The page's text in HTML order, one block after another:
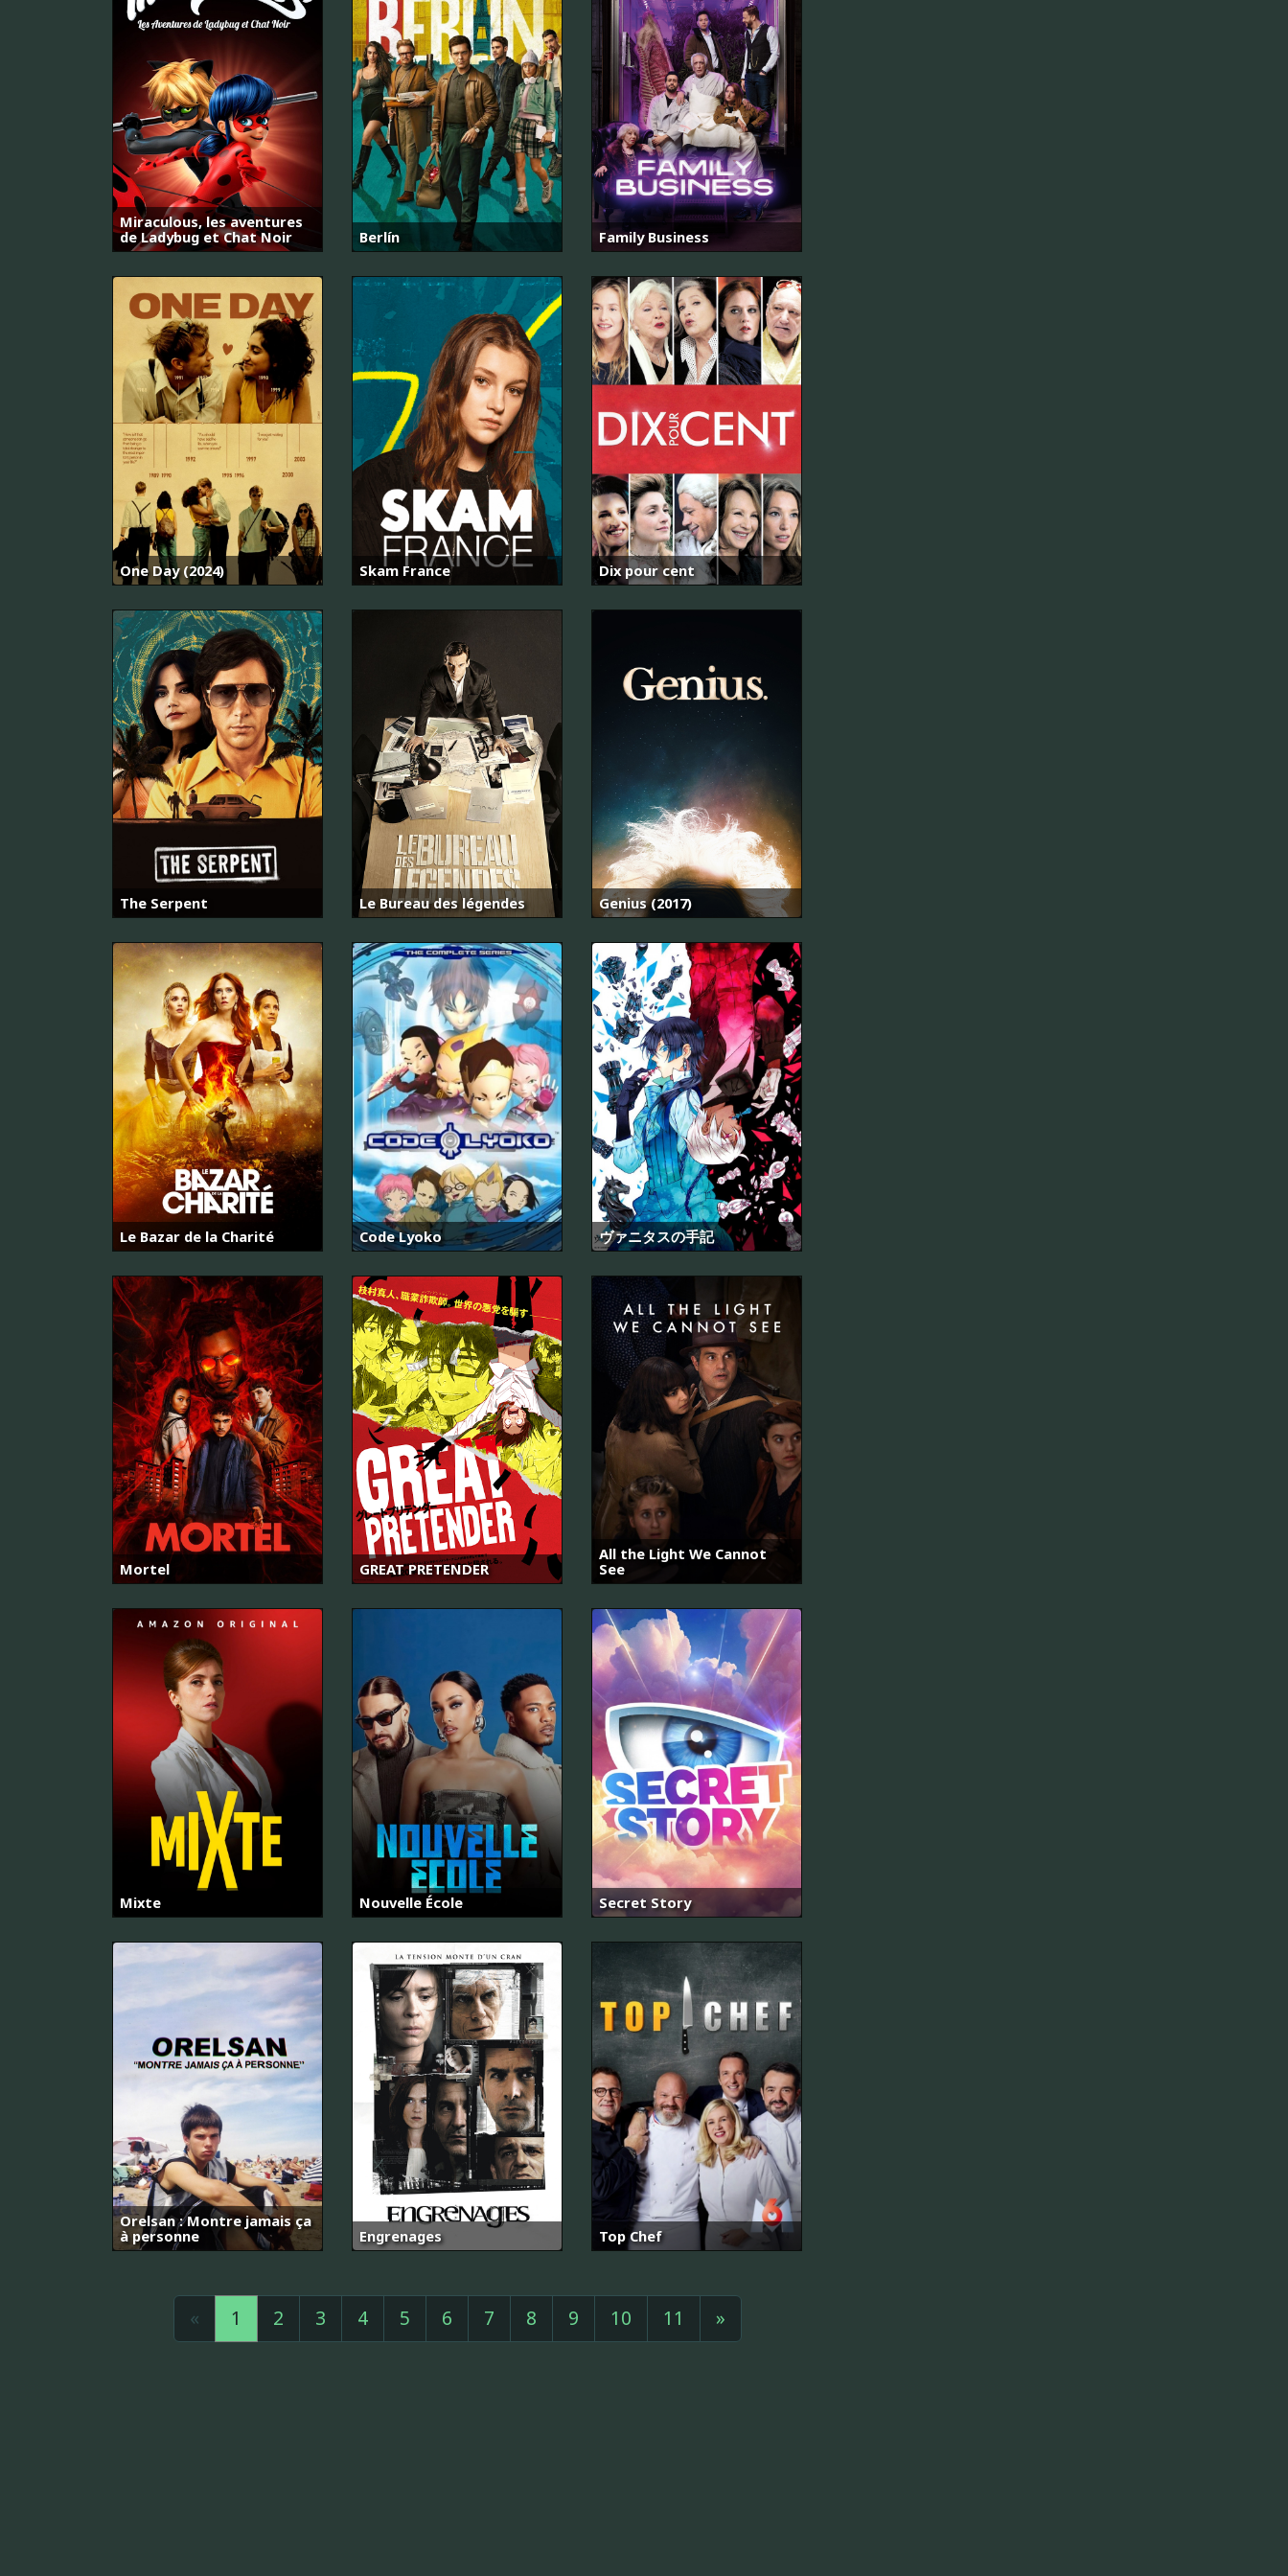
Miraculous, les aventures
de Ladybug et Chat Noir
Berlín Family Business
One Day (2024) Skam France Dix pour cent
The Serpent Le Bureau des légendes Genius (2017)
Le Bazar de la Charité Code Lyoko ヴァニタスの手記
Mortel GREAT PRETENDER
All the Light We Cannot
See
Mixte Nouvelle École Secret Story
Orelsan : Montre jamais ça
à personne
Engrenages Top Chef
« 1 2 3 4 5 6 7 8 9 10 11 »